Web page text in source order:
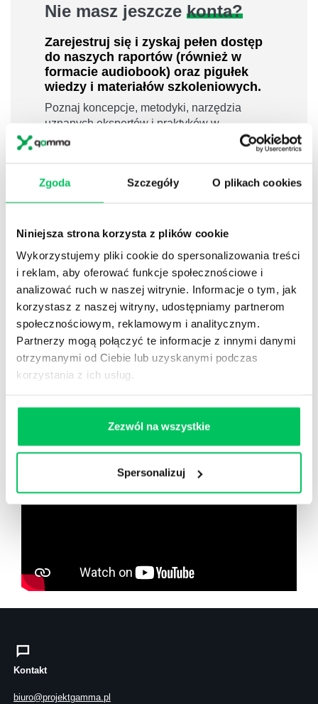
Zgoda Szczegóły O plikach cookies
Niniejsza strona korzysta z plików cookie
Wykorzystujemy pliki cookie do spersonalizowania treści
i reklam, aby oferować funkcje społecznościowe i
analizować ruch w naszej witrynie. Informacje o tym, jak
korzystasz z naszej witryny, udostępniamy partnerom
społecznościowym, reklamowym i analitycznym.
Partnerzy mogą połączyć te informacje z innymi danymi
otrzymanymi od Ciebie lub uzyskanymi podczas
korzystania z ich usług.
Zezwól na wszystkie
Spersonalizuj
Nie masz jeszcze konta?
Zarejestruj się i zyskaj pełen dostęp
do naszych raportów (również w
formacie audiobook) oraz pigułek
wiedzy i materiałów szkoleniowych.
Poznaj koncepcje, metodyki, narzędzia
uznanych ekspertów i praktyków w
dziedzinach leadershipu i zarządzania,
800 pigułek wiedzy
14h nagrań raportów w wersji audiobook
i wiele więcej
Nowy użytkownik?
Zarejestruj się
Zobacz co znajdziesz
Kontakt
biuro@projektgamma.pl